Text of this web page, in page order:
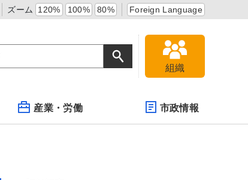
ズーム 120% 100% 80% Foreign Language
組織
産業・労働 市政情報